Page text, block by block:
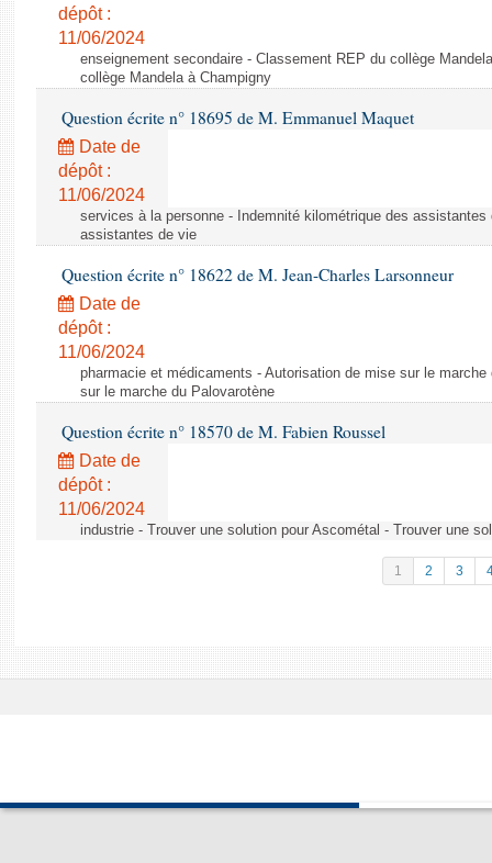
dépôt :
11/06/2024
enseignement secondaire - Classement REP du collège
collège Mandela à Champigny
Question écrite n° 18695 de M. Emmanuel Maquet
Date de
dépôt :
11/06/2024
services à la personne - Indemnité kilométrique des
assistantes de vie
Question écrite n° 18622 de M. Jean-Charles Larsonneur
Date de
dépôt :
11/06/2024
pharmacie et médicaments - Autorisation de mise sur le
sur le marche du Palovarotène
Question écrite n° 18570 de M. Fabien Roussel
Date de
dépôt :
11/06/2024
industrie - Trouver une solution pour Ascométal - Trouver une
1 2 3